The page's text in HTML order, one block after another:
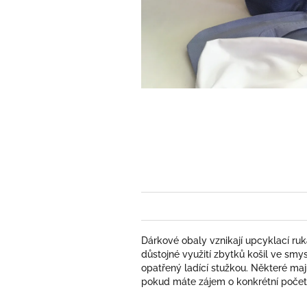
Dárkové obaly vznikají upcyklací
důstojné využití zbytků košil ve
opatřený ladící stužkou. Některé
pokud máte zájem o konkrétní